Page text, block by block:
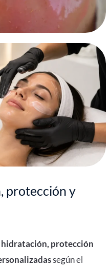
protección y
hidratación, protección
según el